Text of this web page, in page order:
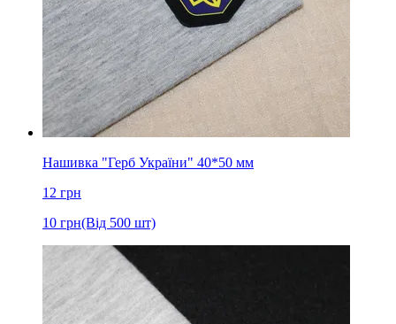
Нашивка "Герб України" 40*50 мм
12 грн
10 грн(Від 500 шт)